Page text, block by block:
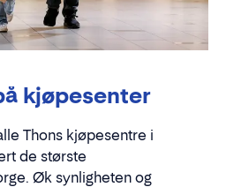
kjøpesenter
Thons kjøpesentre i
de største
Øk synligheten og